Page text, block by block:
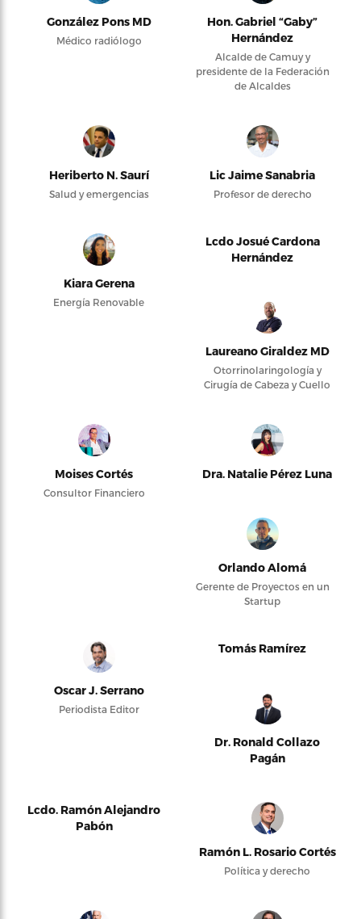
González Pons MD
Médico radiólogo
Hon. Gabriel “Gaby”
Hernández
Alcalde de Camuy y
presidente de la Federación
de Alcaldes
Heriberto N. Saurí
Salud y emergencias
Lic Jaime Sanabria
Profesor de derecho
Kiara Gerena
Energía Renovable
Lcdo Josué Cardona
Hernández
Laureano Giraldez MD
Otorrinolaringología y
Cirugía de Cabeza y Cuello
Moises Cortés
Consultor Financiero
Dra. Natalie Pérez Luna
Orlando Alomá
Gerente de Proyectos en un
Startup
Oscar J. Serrano
Periodista Editor
Tomás Ramírez
Dr. Ronald Collazo
Pagán
Lcdo. Ramón Alejandro
Pabón
Ramón L. Rosario Cortés
Política y derecho